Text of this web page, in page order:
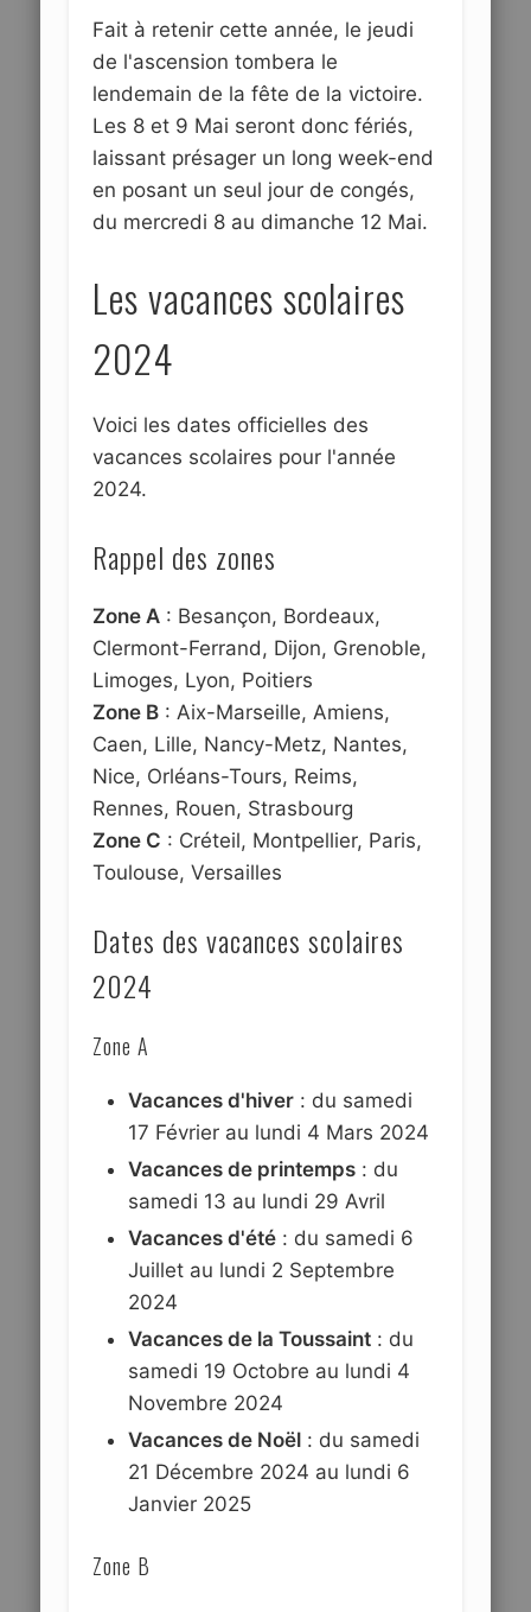
Fait à retenir cette année, le jeudi
de l'ascension tombera le
lendemain de la fête de la victoire.
Les 8 et 9 Mai seront donc fériés,
laissant présager un long week-end
en posant un seul jour de congés,
du mercredi 8 au dimanche 12 Mai.
Les vacances scolaires
2024
Voici les dates officielles des
vacances scolaires pour l'année
2024.
Rappel des zones
Zone A : Besançon, Bordeaux,
Clermont-Ferrand, Dijon, Grenoble,
Limoges, Lyon, Poitiers
Zone B : Aix-Marseille, Amiens,
Caen, Lille, Nancy-Metz, Nantes,
Nice, Orléans-Tours, Reims,
Rennes, Rouen, Strasbourg
Zone C : Créteil, Montpellier, Paris,
Toulouse, Versailles
Dates des vacances scolaires
2024
Zone A
Vacances d'hiver : du samedi
17 Février au lundi 4 Mars 2024
Vacances de printemps : du
samedi 13 au lundi 29 Avril
Vacances d'été : du samedi 6
Juillet au lundi 2 Septembre
2024
Vacances de la Toussaint : du
samedi 19 Octobre au lundi 4
Novembre 2024
Vacances de Noël : du samedi
21 Décembre 2024 au lundi 6
Janvier 2025
Zone B